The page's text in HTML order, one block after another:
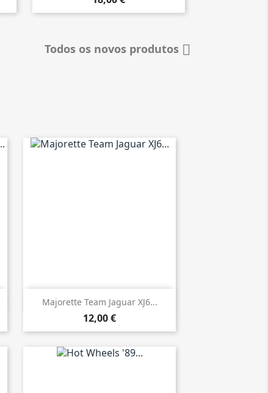
Todos os novos produtos 
Majorette Team Jaguar XJ6...
12,00 €
 Vista rápida